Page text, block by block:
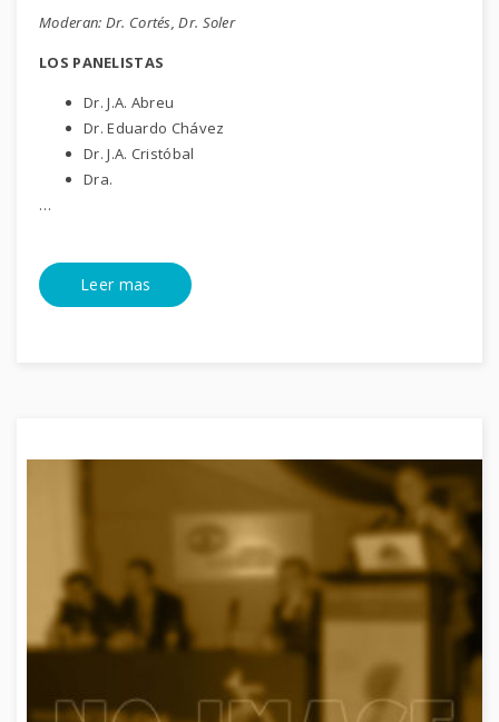
Moderan: Dr. Cortés, Dr. Soler
LOS PANELISTAS
Dr. J.A. Abreu
Dr. Eduardo Chávez
Dr. J.A. Cristóbal
Dra.
…
Leer mas